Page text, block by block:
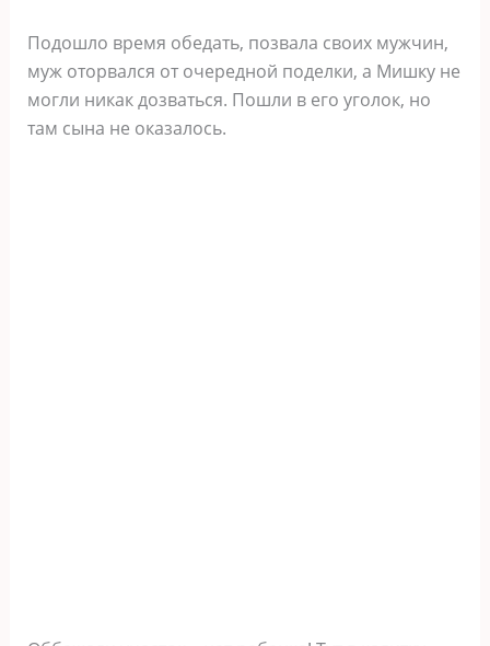
Подошло время обедать, позвала своих мужчин,
муж оторвался от очередной поделки, а Мишку не
могли никак дозваться. Пошли в его уголок, но
там сына не оказалось.